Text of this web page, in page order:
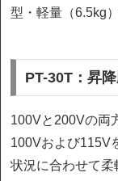
型・軽量（6.5kg
PT-30T：昇
100Vと200Vの両
100Vおよび115V
状況に合わせて柔